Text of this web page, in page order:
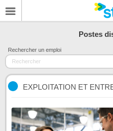
Postes
Rechercher un emploi
EXPLOITATION ET